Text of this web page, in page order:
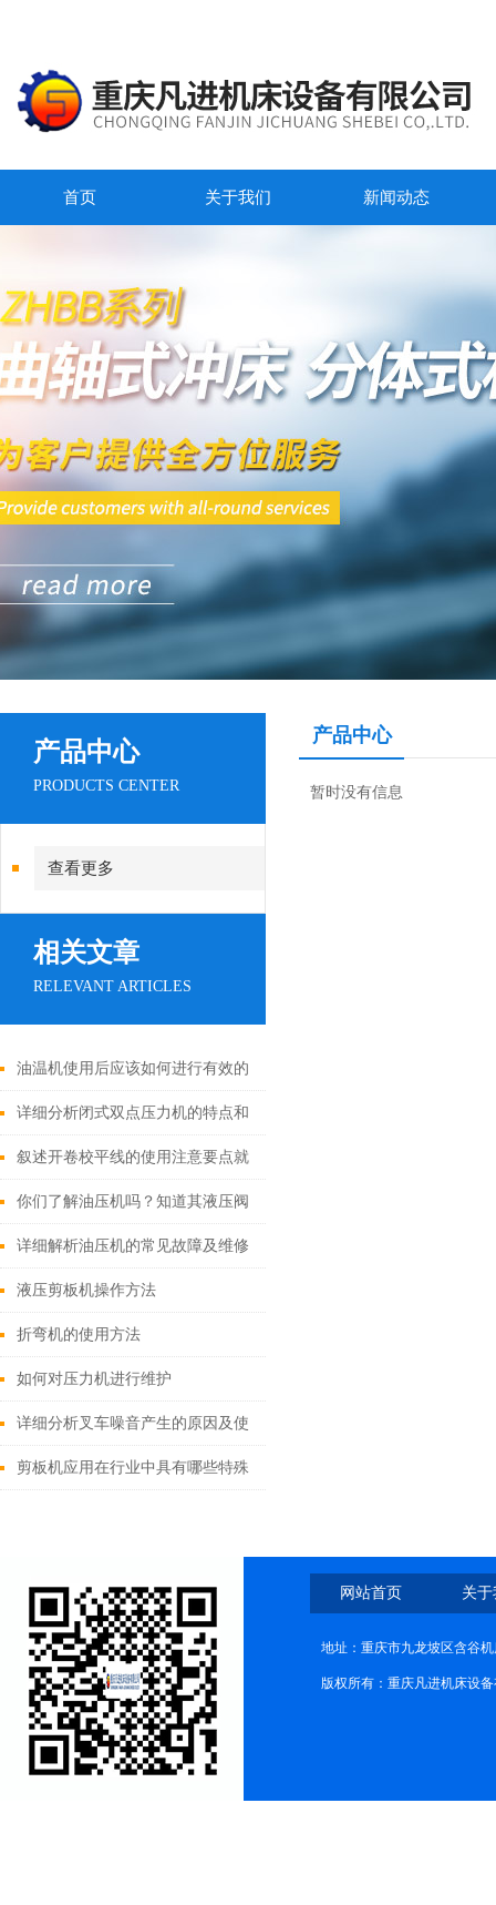
首页 关于我们 新闻动态
产品中心
PRODUCTS CENTER
查看更多
相关文章
RELEVANT ARTICLES
油温机使用后应该如何进行有效的
维护和保养？
详细分析闭式双点压力机的特点和
用途
叙述开卷校平线的使用注意要点就
日常保养维护
你们了解油压机吗？知道其液压阀
有几种分类吗？
详细解析油压机的常见故障及维修
方法
液压剪板机操作方法
折弯机的使用方法
如何对压力机进行维护
详细分析叉车噪音产生的原因及使
用事项
剪板机应用在行业中具有哪些特殊
产品中心
暂时没有信息
网站首页 关
地址：重庆市九龙坡区含谷
版权所有：重庆凡进机床设